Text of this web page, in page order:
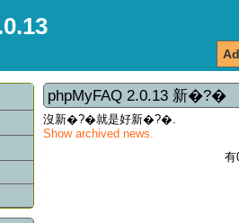
phpMyFAQ 2.0.13 新�?�
沒新�?�就是好新�?�.
Show archived news.
有